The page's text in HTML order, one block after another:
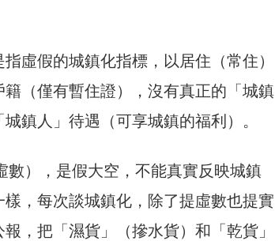
虛假的城鎮化指標，以居住（常住）
（僅有暫住證），沒有真正的「城鎮
鎮人」待遇（可享城鎮的福利）。
數），是假大空，不能真實反映城鎮
，每次談城鎮化，除了提虛數也提實
，把「濕貨」（摻水貨）和「乾貨」